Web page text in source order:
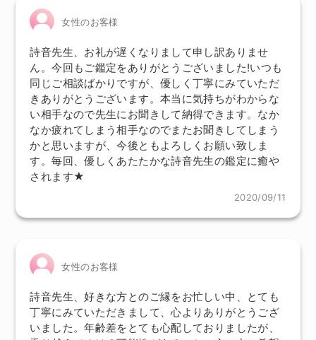
女性のお客様
詩音先生、お礼が遅くなりまして申し訳ありませ
ん。今回もご鑑定をありがとうございました!いつも
同じご相談ばかりですが、優しく丁寧にみていただ
きありがとうございます。本当に気持ちがわからな
い相手なので先生にお聞きして納得できます。なか
なか疲れてしまう相手なのでまたお聞きしてしまう
かと思いますが、今後ともよろしくお願い致しま
す。毎回、優しくあたたかな詩音先生の鑑定に癒や
されます★
2020/09/11
女性のお客様
詩音先生、好きな方とのご縁をお忙しい中、とても
丁寧にみていただきまして、心よりありがとうござ
いました。年齢差をとても心配しておりましたが、